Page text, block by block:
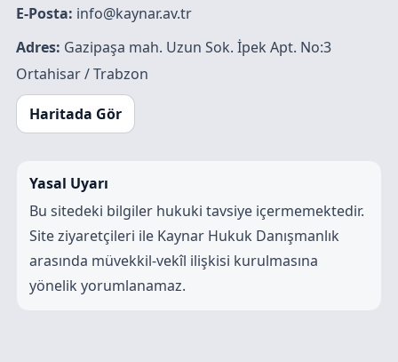
E-Posta: info@kaynar.av.tr
Adres: Gazipaşa mah. Uzun Sok. İpek Apt. No:3
Ortahisar / Trabzon
Haritada Gör
Yasal Uyarı
Bu sitedeki bilgiler hukuki tavsiye içermemektedir.
Site ziyaretçileri ile Kaynar Hukuk Danışmanlık
arasında müvekkil-vekîl ilişkisi kurulmasına
yönelik yorumlanamaz.